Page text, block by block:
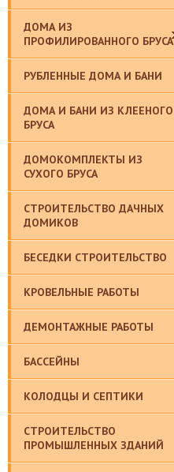
ДОМА ИЗ
ПРОФИЛИРОВАННОГО БРУСА
РУБЛЕННЫЕ ДОМА И БАНИ
ДОМА И БАНИ ИЗ КЛЕЕНОГО
БРУСА
ДОМОКОМПЛЕКТЫ ИЗ
СУХОГО БРУСА
СТРОИТЕЛЬСТВО ДАЧНЫХ
ДОМИКОВ
БЕСЕДКИ СТРОИТЕЛЬСТВО
КРОВЕЛЬНЫЕ РАБОТЫ
ДЕМОНТАЖНЫЕ РАБОТЫ
БАССЕЙНЫ
КОЛОДЦЫ И СЕПТИКИ
СТРОИТЕЛЬСТВО
ПРОМЫШЛЕННЫХ ЗДАНИЙ